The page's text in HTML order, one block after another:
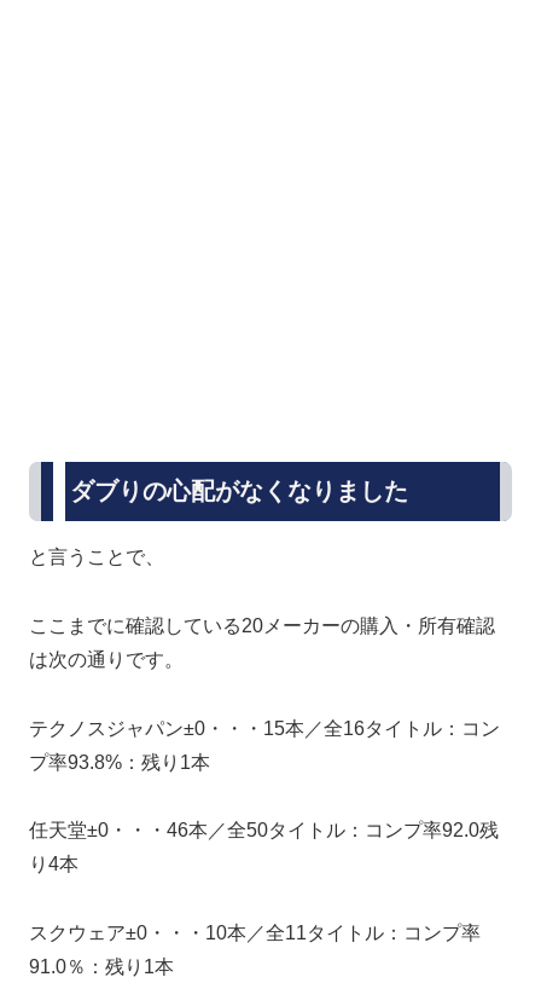
ダブりの心配がなくなりました
と言うことで、
ここまでに確認している20メーカーの購入・所有確認
は次の通りです。
テクノスジャパン±0・・・15本／全16タイトル：コン
プ率93.8%：残り1本
任天堂±0・・・46本／全50タイトル：コンプ率92.0残
り4本
スクウェア±0・・・10本／全11タイトル：コンプ率
91.0％：残り1本